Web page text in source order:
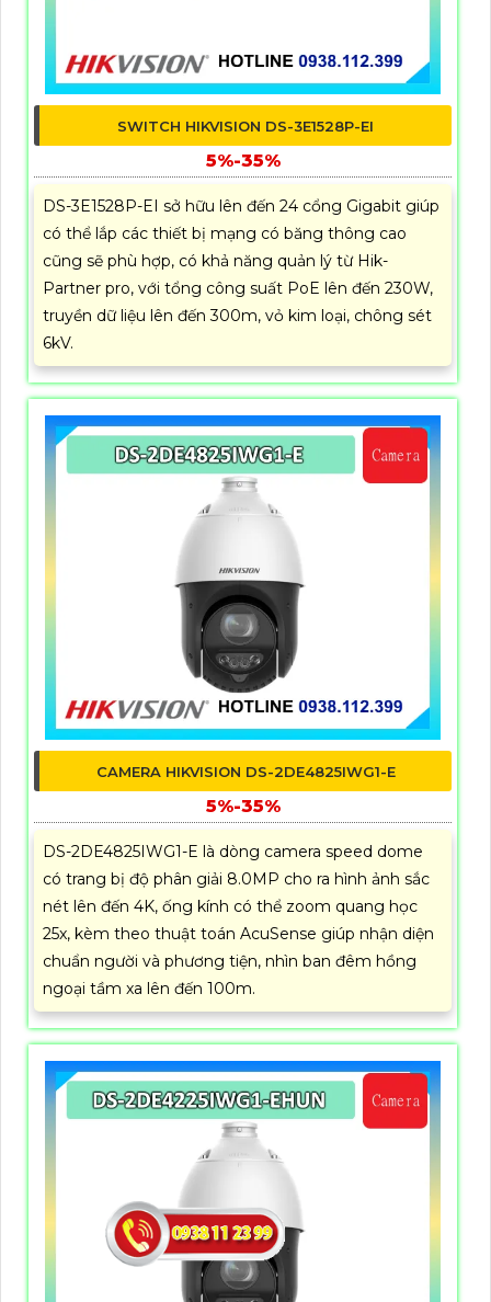
SWITCH HIKVISION DS-3E1528P-EI
5%-35%
DS-3E1528P-EI sở hữu lên đến 24 cổng Gigabit giúp
có thể lắp các thiết bị mạng có băng thông cao
cũng sẽ phù hợp, có khả năng quản lý từ Hik-
Partner pro, với tổng công suất PoE lên đến 230W,
truyền dữ liệu lên đến 300m, vỏ kim loại, chông sét
6kV.
CAMERA HIKVISION DS-2DE4825IWG1-E
5%-35%
DS-2DE4825IWG1-E là dòng camera speed dome
có trang bị độ phân giải 8.0MP cho ra hình ảnh sắc
nét lên đến 4K, ống kính có thể zoom quang học
25x, kèm theo thuật toán AcuSense giúp nhận diện
chuẩn người và phương tiện, nhìn ban đêm hồng
ngoại tầm xa lên đến 100m.